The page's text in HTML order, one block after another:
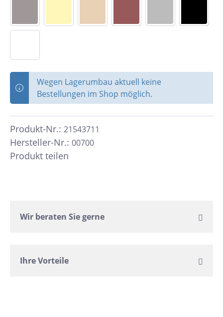
Wegen Lagerumbau aktuell keine
Bestellungen im Shop möglich.
Hersteller-Nr.: 00700
Produkt-Nr.: 21543711
Produkt teilen
Wir beraten Sie gerne
Ihre Vorteile